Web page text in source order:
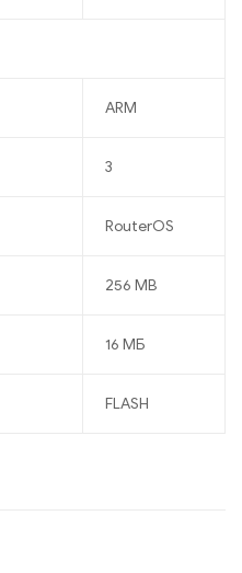
ARM
3
RouterOS
256 MB
16 МБ
FLASH